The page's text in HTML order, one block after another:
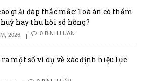
giải đáp thắc mắc: Toà án có thẩm
hay thu hồi sổ hồng?
2026 0 BÌNH LUẬN
ra một số ví dụ về xác định hiệu lực